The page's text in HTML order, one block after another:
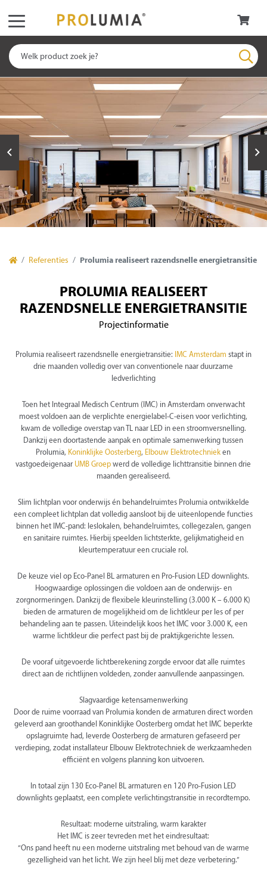
Referenties Prolumia realiseert razendsnelle energietransitie
PROLUMIA REALISEERT
RAZENDSNELLE ENERGIETRANSITIE
Projectinformatie
Prolumia realiseert razendsnelle energietransitie: IMC Amsterdam stapt in
drie maanden volledig over van conventionele naar duurzame
ledverlichting
Toen het Integraal Medisch Centrum (IMC) in Amsterdam onverwacht
moest voldoen aan de verplichte energielabel-C-eisen voor verlichting,
kwam de volledige overstap van TL naar LED in een stroomversnelling.
Dankzij een doortastende aanpak en optimale samenwerking tussen
Prolumia, Koninklijke Oosterberg, Elbouw Elektrotechniek en
vastgoedeigenaar UMB Groep werd de volledige lichttransitie binnen drie
maanden gerealiseerd.
Slim lichtplan voor onderwijs én behandelruimtes Prolumia ontwikkelde
een compleet lichtplan dat volledig aansloot bij de uiteenlopende functies
binnen het IMC-pand: leslokalen, behandelruimtes, collegezalen, gangen
en sanitaire ruimtes. Hierbij speelden lichtsterkte, gelijkmatigheid en
kleurtemperatuur een cruciale rol.
De keuze viel op Eco-Panel BL armaturen en Pro-Fusion LED downlights.
Hoogwaardige oplossingen die voldoen aan de onderwijs- en
zorgnormeringen. Dankzij de flexibele kleurinstelling (3.000 K – 6.000 K)
bieden de armaturen de mogelijkheid om de lichtkleur per les of per
behandeling aan te passen. Uiteindelijk koos het IMC voor 3.000 K, een
warme lichtkleur die perfect past bij de praktijkgerichte lessen.
De vooraf uitgevoerde lichtberekening zorgde ervoor dat alle ruimtes
direct aan de richtlijnen voldeden, zonder aanvullende aanpassingen.
Slagvaardige ketensamenwerking
Door de ruime voorraad van Prolumia konden de armaturen direct worden
geleverd aan groothandel Koninklijke Oosterberg omdat het IMC beperkte
opslagruimte had, leverde Oosterberg de armaturen gefaseerd per
verdieping, zodat installateur Elbouw Elektrotechniek de werkzaamheden
efficiënt en volgens planning kon uitvoeren.
In totaal zijn 130 Eco-Panel BL armaturen en 120 Pro-Fusion LED
downlights geplaatst, een complete verlichtingstransitie in recordtempo.
Resultaat: moderne uitstraling, warm karakter
Het IMC is zeer tevreden met het eindresultaat:
“Ons pand heeft nu een moderne uitstraling met behoud van de warme
gezelligheid van het licht. We zijn heel blij met deze verbetering.”